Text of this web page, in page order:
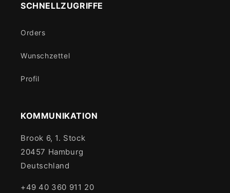
SCHNELLZUGRIFFE
Orders
Wunschzettel
Profil
KOMMUNIKATION
Brook 6, 1. Stock
20457 Hamburg
Deutschland
+49 40 360 911 20